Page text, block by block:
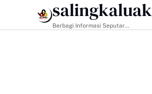
HEADLINE
salingkaluak
Berbagi Informasi Seputar